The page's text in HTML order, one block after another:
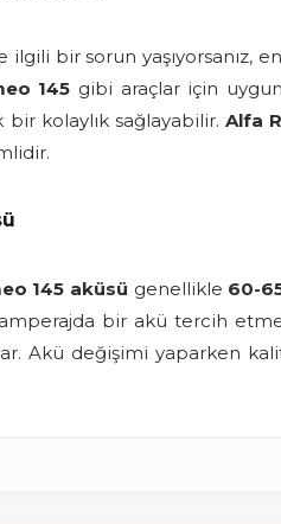
ilgili bir sorun
145 gibi araçlar için
bir kolaylık sağlayabilir.Alfa
145 aküsü genellikle 60-
bir akü tercih
Akü değişimi yaparken